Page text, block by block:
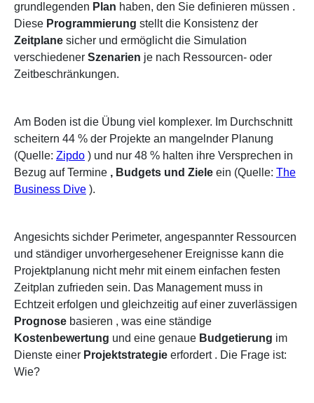
grundlegenden Plan haben, den Sie definieren müssen .
Diese Programmierung stellt die Konsistenz der
Zeitplane sicher und ermöglicht die Simulation
verschiedener Szenarien je nach Ressourcen- oder
Zeitbeschränkungen.
Am Boden ist die Übung viel komplexer. Im Durchschnitt
scheitern 44 % der Projekte an mangelnder Planung
(Quelle: Zipdo ) und nur 48 % halten ihre Versprechen in
Bezug auf Termine , Budgets und Ziele ein (Quelle: The
Business Dive ).
Angesichts sichder Perimeter, angespannter Ressourcen
und ständiger unvorhergesehener Ereignisse kann die
Projektplanung nicht mehr mit einem einfachen festen
Zeitplan zufrieden sein. Das Management muss in
Echtzeit erfolgen und gleichzeitig auf einer zuverlässigen
Prognose basieren , was eine ständige
Kostenbewertung und eine genaue Budgetierung im
Dienste einer Projektstrategie erfordert . Die Frage ist:
Wie?